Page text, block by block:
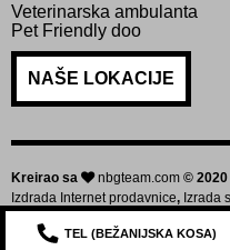
Veterinarska ambulanta
Pet Friendly doo
NAŠE LOKACIJE
Kreirao sa nbgteam.com © 2020
Izdrada Internet prodavnice, Izrada
TEL (BEŽANIJSKA KOSA)